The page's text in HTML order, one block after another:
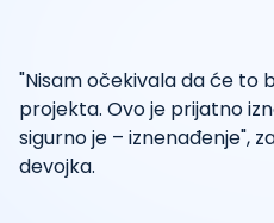
"Nisam očekivala da će to
projekta. Ovo je prijatno
sigurno je – iznenađenje",
devojka.